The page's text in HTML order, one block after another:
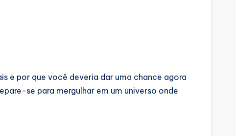
e por que você deveria dar uma chance agora
se para mergulhar em um universo onde